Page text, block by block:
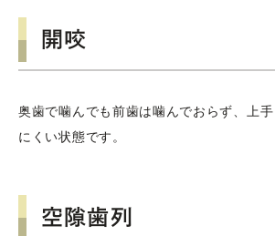
開咬
奥歯で噛んでも前歯は噛んでおらず、上
にくい状態です。
空隙歯列